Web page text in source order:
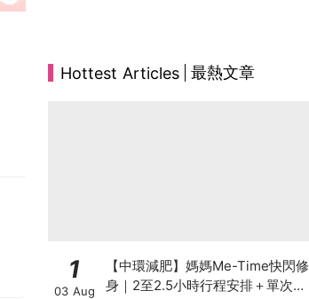
Hottest Articles 最熱文章
1
03 Aug
【中環減肥】媽媽Me-Time快閃修
身｜2至2.5小時行程安排＋單次收